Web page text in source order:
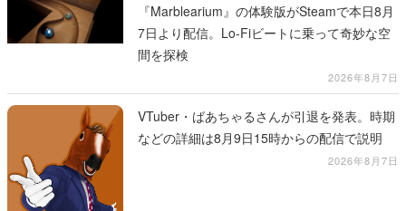
『Marblearium』の体験版がSteamで本日8月
7日より配信。Lo-Fiビートに乗って奇妙な空
間を探検
2026年8月7日
VTuber・ばあちゃるさんが引退を発表。時期
などの詳細は8月9日15時からの配信で説明
2026年8月7日